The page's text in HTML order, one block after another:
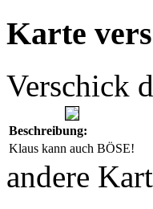
Karte
Verschick
Beschreibung:
Klaus kann auch BÖSE!
andere